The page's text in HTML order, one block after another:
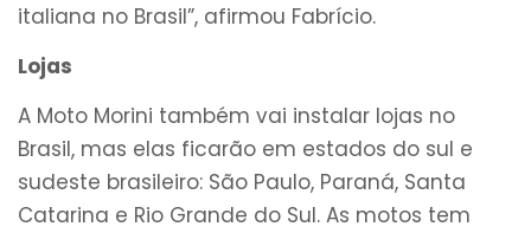
italiana no Brasil”, afirmou Fabrício.
Lojas
A Moto Morini também vai instalar lojas no
Brasil, mas elas ficarão em estados do sul e
sudeste brasileiro: São Paulo, Paraná, Santa
Catarina e Rio Grande do Sul. As motos tem